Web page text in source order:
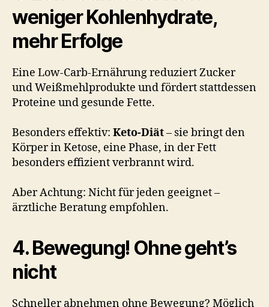
weniger Kohlenhydrate,
mehr Erfolge
Eine Low-Carb-Ernährung reduziert Zucker
und Weißmehlprodukte und fördert stattdessen
Proteine und gesunde Fette.
Besonders effektiv: Keto-Diät– sie bringt den
Körper in Ketose, eine Phase, in der Fett
besonders effizient verbrannt wird.
Aber Achtung: Nicht für jeden geeignet –
ärztliche Beratung empfohlen.
4. Bewegung! Ohne geht’s
nicht
Schneller abnehmen ohne Bewegung? Möglich